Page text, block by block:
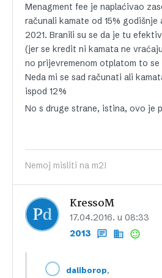
Menagment fee je naplaćivao
računali kamate od 15% godišnje
2021. Branili su se da je tu
(jer se kredit ni kamata ne
no prijevremenom otplatom to se
Neda mi se sad računati ali
ispod 12%
No s druge strane, istina, ovo je
Nemoj misliti na m2!
KressoM
17.04.2016. u 08:33
2013
daliborop,